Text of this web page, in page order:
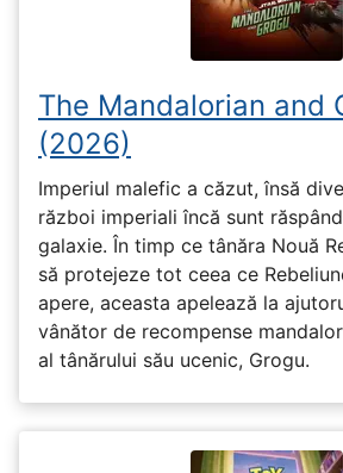
The Mandalorian and
(2026)
Imperiul malefic a căzut, însă
război imperiali încă sunt
galaxie. În timp ce tânăra Nouă
să protejeze tot ceea ce
apere, aceasta apelează la
vânător de recompense
al tânărului său ucenic, Grogu.